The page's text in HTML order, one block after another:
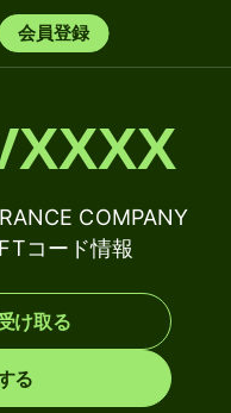
会員登録
COMPANY
コード情報
け取る
る